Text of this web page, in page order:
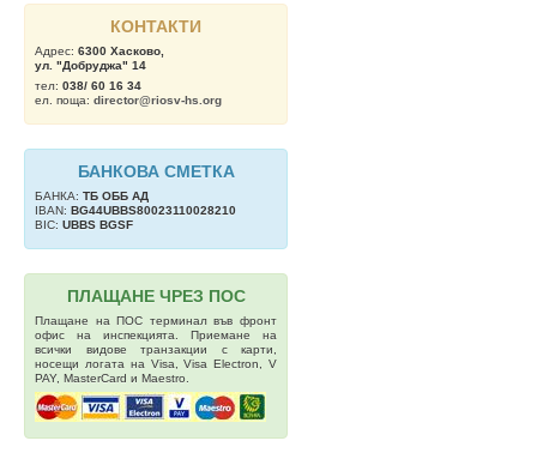
КОНТАКТИ
Адрес: 6300 Хасково,
ул. "Добруджа" 14
тел: 038/ 60 16 34
ел. поща: director@riosv-hs.org
БАНКОВА СМЕТКА
БАНКА: ТБ OББ АД
IBAN: BG44UBBS80023110028210
BIC: UBBS BGSF
ПЛАЩАНЕ ЧРЕЗ ПОС
Плащане на ПОС терминал във фронт
офис на инспекцията. Приемане на
всички видове транзакции с карти,
носещи логата на Visa, Visa Electron, V
PAY, MasterCard и Maestro.